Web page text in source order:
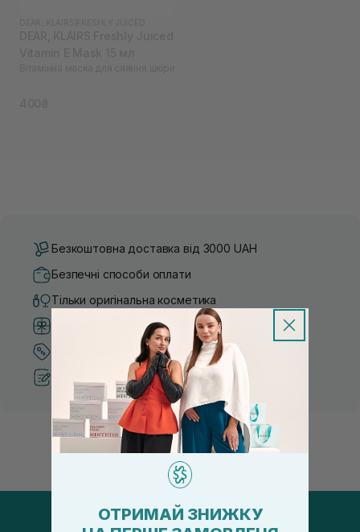
Безкоштовна доставка від 3000 UAH
Безпечні способи оплати
Тільки оригінальна косметика
Система бонусів та лояльності
Кращі ціни та топ товари
Рекомендації від косметологів
ОТРИМАЙ ЗНИЖКУ